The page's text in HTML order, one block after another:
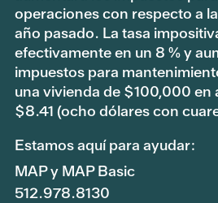
operaciones con respecto a
año pasado. La tasa
efectivamente en un 8 % y
impuestos para
una vivienda de $100,000 en
$8.41 (ocho dólares con
Estamos aquí para ayudar:
MAP y MAP Basic
512.978.8130